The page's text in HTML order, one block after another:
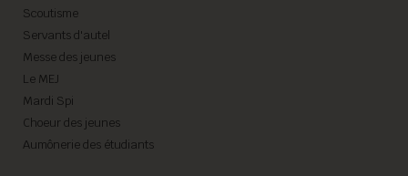
Scoutisme
Servants d'autel
Messe des jeunes
Le MEJ
Mardi Spi
Choeur des jeunes
Aumônerie des étudiants